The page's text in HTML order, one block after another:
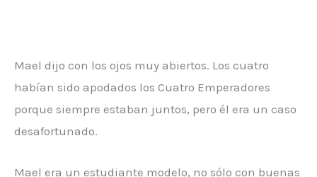
Mael dijo con los ojos muy abiertos. Los cuatro
habían sido apodados los Cuatro Emperadores
porque siempre estaban juntos, pero él era un caso
desafortunado.
Mael era un estudiante modelo, no sólo con buenas